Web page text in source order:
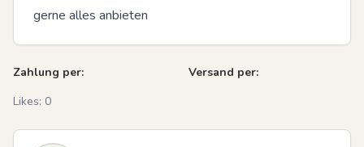
gerne alles anbieten
Zahlung per:
Versand per:
Likes: 0